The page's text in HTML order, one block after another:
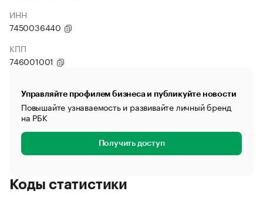
ИНН
7450036440
КПП
746001001
Управляйте профилем бизнеса и публикуйте новости
Повышайте узнаваемость и развивайте личный бренд
на РБК
Получить доступ
Коды статистики